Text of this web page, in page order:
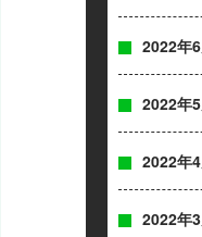
2022年
2022年
2022年
2022年